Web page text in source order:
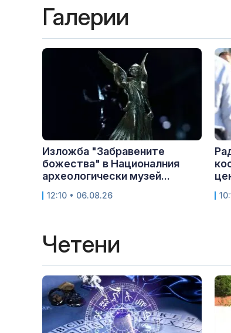
Галерии
Изложба "Забравените
божества" в Националния
археологически музей...
12:10 • 06.08.26
Четени